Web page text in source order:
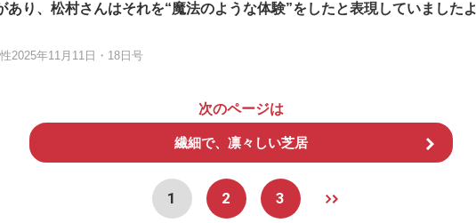
あり、松村さんはそれを“魔法のような体験”をしたと表現していましたよ
2025年11月11日・18日号
次のページは
繊細で、凛々しい芝居
1 2 3